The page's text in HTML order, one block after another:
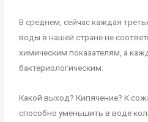
В среднем, сейчас каждая
воды в нашей стране не
химическим показателям, а
бактериологическим.
Какой выход? Кипячение? К
способно уменьшить в воде